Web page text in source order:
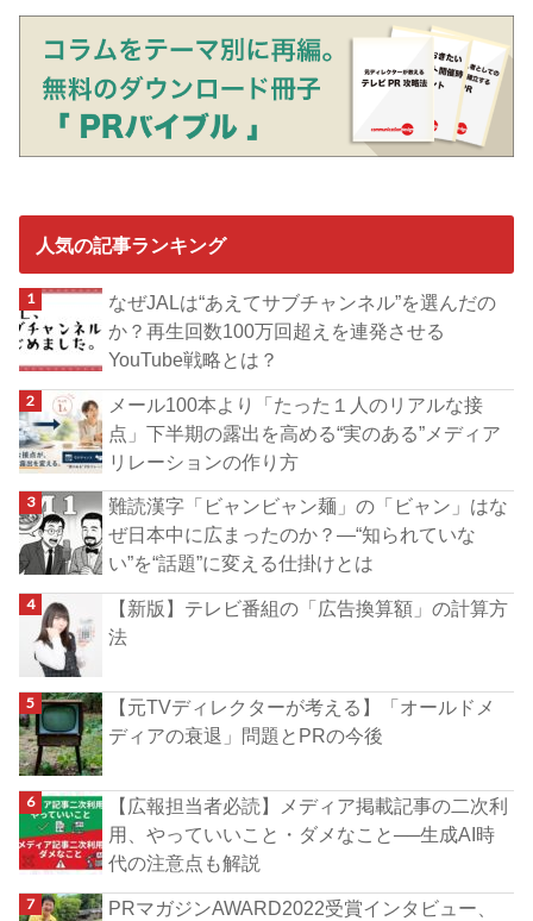
人気の記事ランキング
なぜJALは“あえてサブチャンネル”を選んだの
か？再生回数100万回超えを連発させる
YouTube戦略とは？
メール100本より「たった１人のリアルな接
点」下半期の露出を高める“実のある”メディア
リレーションの作り方
難読漢字「ビャンビャン麺」の「ビャン」はな
ぜ日本中に広まったのか？―“知られていな
い”を“話題”に変える仕掛けとは
【新版】テレビ番組の「広告換算額」の計算方
法
【元TVディレクターが考える】「オールドメ
ディアの衰退」問題とPRの今後
【広報担当者必読】メディア掲載記事の二次利
用、やっていいこと・ダメなこと──生成AI時
代の注意点も解説
PRマガジンAWARD2022受賞インタビュー、